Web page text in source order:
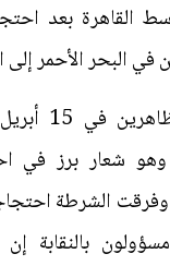
القاهرة بعد
في البحر الأحمر إلى
وطالب
شعار برز في
في 2011. وفرقت
بالنقابة